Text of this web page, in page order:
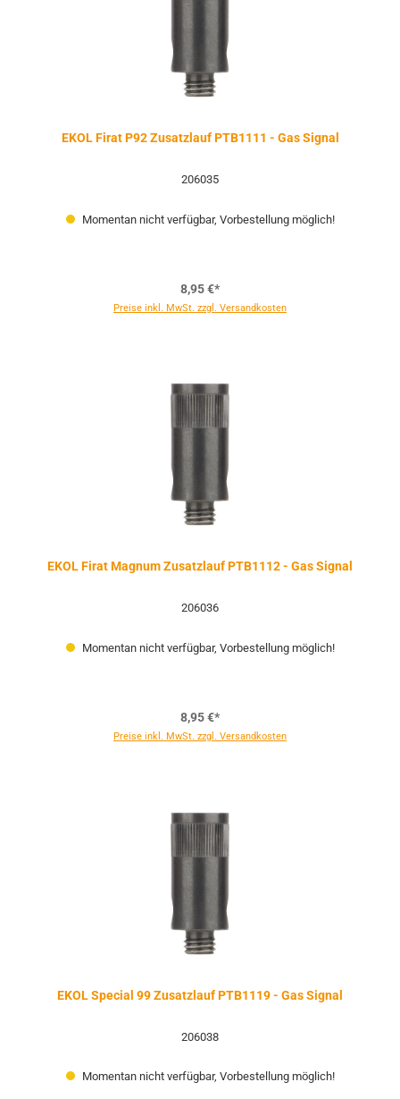
EKOL Firat P92 Zusatzlauf PTB1111 - Gas Signal
206035
Momentan nicht verfügbar, Vorbestellung möglich!
8,95 €*
Preise inkl. MwSt. zzgl. Versandkosten
EKOL Firat Magnum Zusatzlauf PTB1112 - Gas Signal
206036
Momentan nicht verfügbar, Vorbestellung möglich!
8,95 €*
Preise inkl. MwSt. zzgl. Versandkosten
EKOL Special 99 Zusatzlauf PTB1119 - Gas Signal
206038
Momentan nicht verfügbar, Vorbestellung möglich!